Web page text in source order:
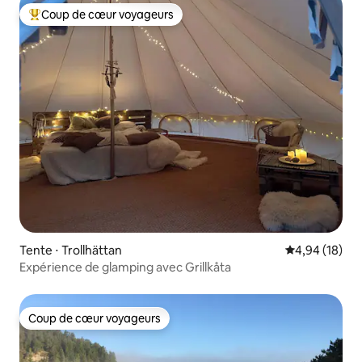
Coups de cœur voyageurs les plus appréciés
Coup de cœur voyageurs
Tente ⋅ Trollhättan Évaluation
4,94 (18)
Expérience de glamping avec Grillkåta
Coup de cœur voyageurs
Coup de cœur voyageurs